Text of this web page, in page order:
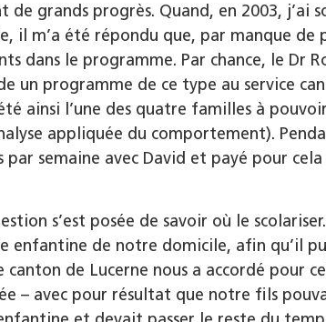
de grands progrès. Quand, en 2003, j’ai
il m’a été répondu que, par manque de
dans le programme. Par chance, le Dr
un programme de ce type au service
ainsi l’une des quatre familles à
appliquée du comportement).
par semaine avec David et payé pour
s’est posée de savoir où le
enfantine de notre domicile, afin qu’il
de Lucerne nous a accordé pour
– avec pour résultat que notre fils